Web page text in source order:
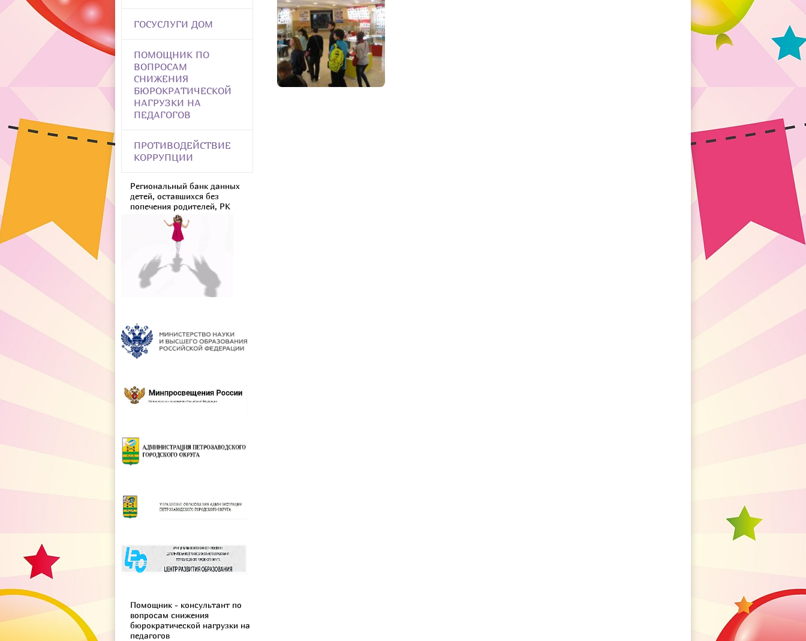
ГОСУСЛУГИ ДОМ
ПОМОЩНИК ПО
ВОПРОСАМ
СНИЖЕНИЯ
БЮРОКРАТИЧЕСКОЙ
НАГРУЗКИ НА
ПЕДАГОГОВ
ПРОТИВОДЕЙСТВИЕ
КОРРУПЦИИ
Региональный банк данных
детей, оставшихся без
попечения родителей, РК
Помощник - консультант по
вопросам снижения
бюрократической нагрузки на
педагогов